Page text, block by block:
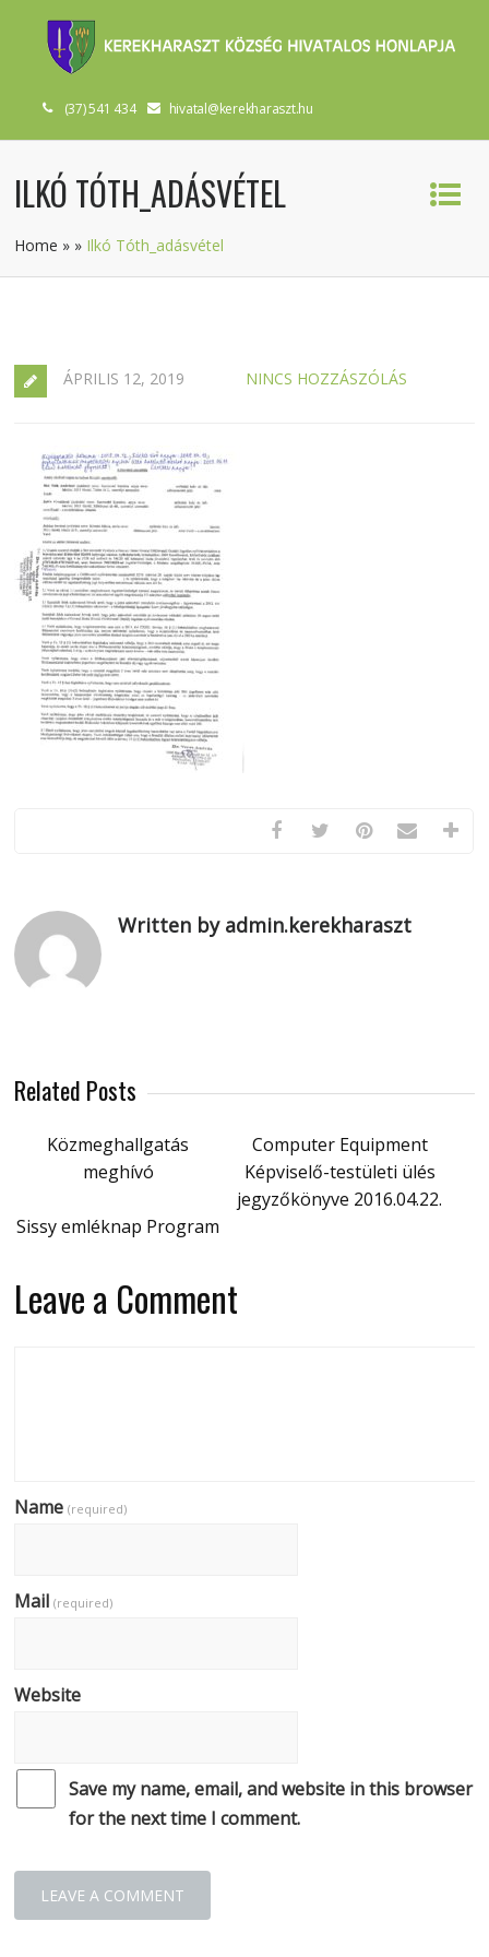
(37) 541 434 hivatal@kerekharaszt.hu
ILKÓ TÓTH_ADÁSVÉTEL
Home » » Ilkó Tóth_adásvétel
ÁPRILIS 12, 2019 NINCS HOZZÁSZÓLÁS
Written by admin.kerekharaszt
Related Posts
Közmeghallgatás
meghívó
Computer Equipment
Képviselő-testületi ülés
jegyzőkönyve 2016.04.22.
Sissy emléknap Program
Leave a Comment
Name(required)
Mail(required)
Website
Save my name, email, and website in this browser
for the next time I comment.